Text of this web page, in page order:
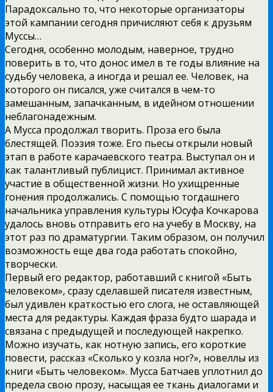
Парадоксально то, что некоторые организаторы
этой кампании сегодня причисляют себя к друзьям
Муссы…
Сегодня, особенно молодым, наверное, трудно
поверить в то, что донос имел в те годы влияние на
судьбу человека, а иногда и решал ее. Человек, на
которого он писался, уже считался в чем-то
замешанным, запачканным, в идейном отношении
неблагонадежным.
А Мусса продолжал творить. Проза его была
блестящей. Поэзия тоже. Его пьесы открыли новый
этап в работе карачаевского театра. Выступал он и
как талантливый публицист. Принимал активное
участие в общественной жизни. Но ухищренные
гонения продолжались. С помощью тогдашнего
начальника управления культуры Юсуфа Кочкарова
удалось вновь отправить его на учебу в Москву, на
этот раз по драматургии. Таким образом, он получил
возможность еще два года работать спокойно,
творчески.
Первый его редактор, работавший с книгой «Быть
человеком», сразу сделавшей писателя известным,
был удивлен краткостью его слога, не оставляющей
места для редактуры. Каждая фраза будто шарада и
связана с предыдущей и последующей накрепко.
Можно изучать, как нотную запись, его короткие
повести, рассказ «Сколько у козла ног?», новеллы из
книги «Быть человеком». Мусса Батчаев уплотнил до
предела свою прозу, насыщая ее ткань диалогами и